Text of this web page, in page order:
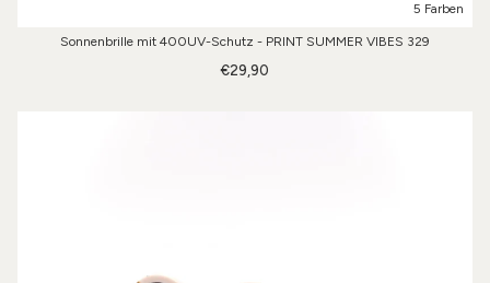
5 Farben
Sonnenbrille mit 400UV-Schutz - PRINT SUMMER VIBES 329
€29,90